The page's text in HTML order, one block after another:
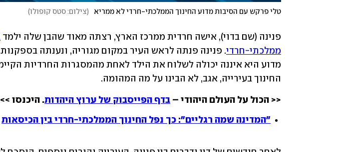
טלי פרקש עם הסיבות מדוע החינוך הממלכתי-חרדי לא ממריא (צילום: סטס קופולו)
פנינה (שם בדוי), אישה חרדית ממרכז הארץ, רצתה מאוד שהבן שלה ילמד
ממלכתי-חרדי
החינוך בעירייה, אגב, לא הבינו על מה המהומה.
<< הכול על העולם היהודי – בדף הפייסבוק של ערוץ היהדות. היכנסו >>
"המדינה שמה רגליים": כך נפל החינוך הממלכתי-חרדי בין הכיסאות